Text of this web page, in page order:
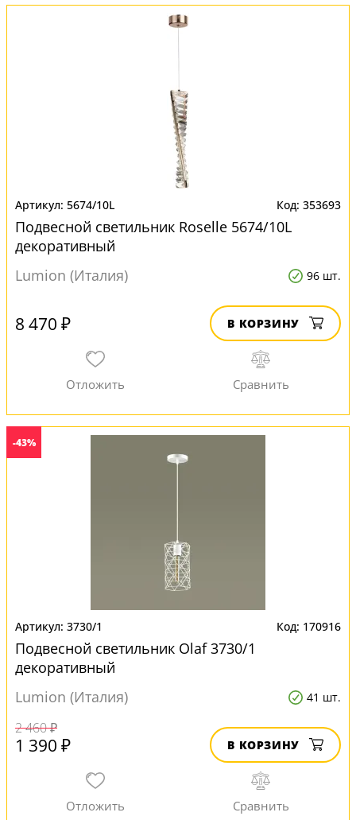
5674/10L 353693
Подвесной светильник Roselle 5674/10L
декоративный
Lumion (Италия)
96 шт.
8 470 ₽ В КОРЗИНУ
-43%
3730/1 170916
Подвесной светильник Olaf 3730/1
декоративный
Lumion (Италия)
41 шт.
2 460 ₽
1 390 ₽ В КОРЗИНУ